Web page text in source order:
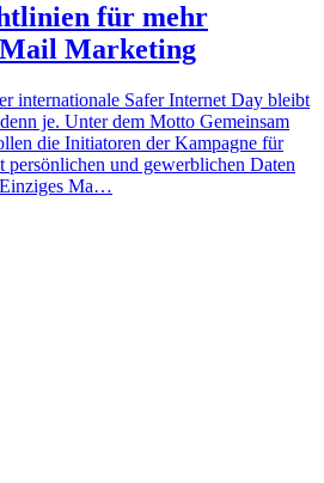
für mehr
Marketing
internationale Safer Internet Day bleibt
je. Unter dem Motto Gemeinsam
die Initiatoren der Kampagne für
persönlichen und gewerblichen Daten
Einziges Ma…